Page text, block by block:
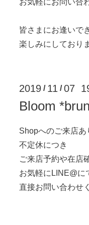
お気軽にお問い合
皆さまにお逢いで
楽しみにしており
2019 / 11 /07
Bloom
Shopへのご来店あ
不定休につき
ご来店予約や在店
お気軽にLINE@に
直接お問い合わせ